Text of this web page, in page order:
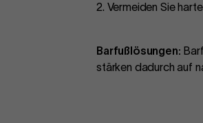
2. Vermeiden Sie
Barfußlösungen:
stärken dadurch auf